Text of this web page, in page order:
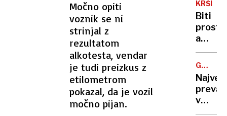
Močno opiti
voznik se ni
strinjal z
rezultatom
alkotesta, vendar
je tudi preizkus z
etilometrom
pokazal, da je vozil
močno pijan.
ki je
zdaj
višji
rampi
potniki
so
ga
tresli
in
KRŠITVE
Biti
prost,
a
ves
čas
kje
se
konča
GREGOR
v